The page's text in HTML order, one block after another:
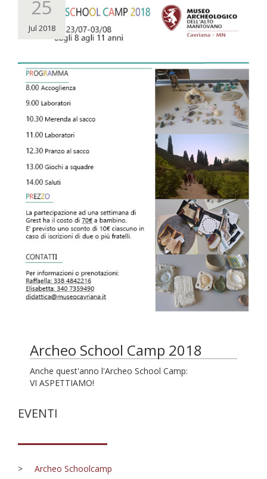
25
Jul 2018
Archeo School Camp 2018
Anche quest'anno l'Archeo School Camp:
VI ASPETTIAMO!
EVENTI
> Archeo Schoolcamp